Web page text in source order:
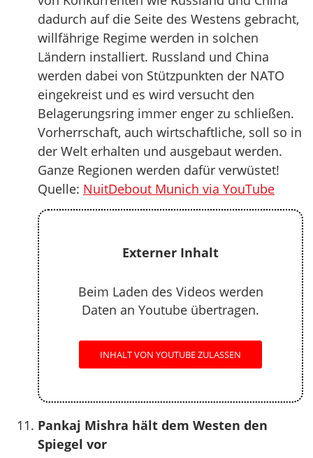
dadurch auf die Seite des Westens gebracht,
willfährige Regime werden in solchen
Ländern installiert. Russland und China
werden dabei von Stützpunkten der NATO
eingekreist und es wird versucht den
Belagerungsring immer enger zu schließen.
Vorherrschaft, auch wirtschaftliche, soll so in
der Welt erhalten und ausgebaut werden.
Ganze Regionen werden dafür verwüstet!
Quelle: NuitDebout Munich via YouTube
Externer Inhalt
Beim Laden des Videos werden
Daten an Youtube übertragen.
INHALT VON YOUTUBE ZULASSEN
Pankaj Mishra hält dem Westen den
Spiegel vor